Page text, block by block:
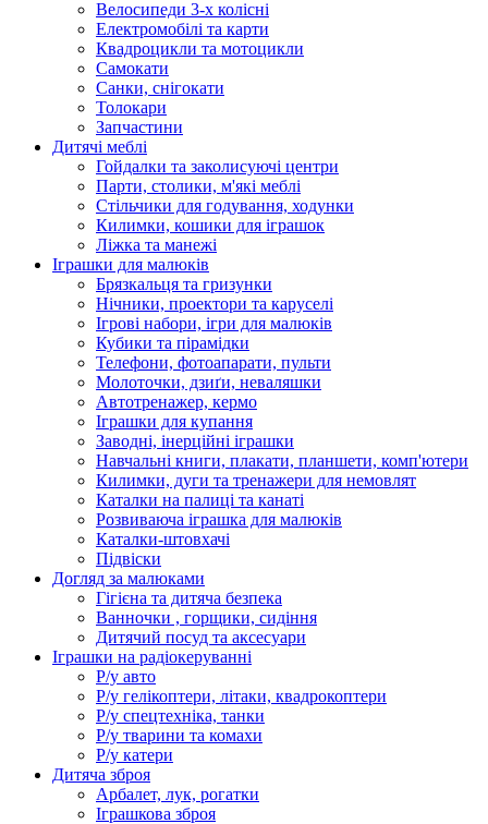
Велосипеди 3-х колісні
Електромобілі та карти
Квадроцикли та мотоцикли
Самокати
Санки, снігокати
Толокари
Запчастини
Дитячі меблі
Гойдалки та заколисуючі центри
Парти, столики, м'які меблі
Стільчики для годування, ходунки
Килимки, кошики для іграшок
Ліжка та манежі
Іграшки для малюків
Брязкальця та гризунки
Нічники, проектори та каруселі
Ігрові набори, ігри для малюків
Кубики та пірамідки
Телефони, фотоапарати, пульти
Молоточки, дзиґи, неваляшки
Автотренажер, кермо
Іграшки для купання
Заводні, інерційні іграшки
Навчальні книги, плакати, планшети, комп'ютери
Килимки, дуги та тренажери для немовлят
Каталки на палиці та канаті
Розвиваюча іграшка для малюків
Каталки-штовхачі
Підвіски
Догляд за малюками
Гігієна та дитяча безпека
Ванночки , горщики, сидіння
Дитячий посуд та аксесуари
Іграшки на радіокеруванні
Р/у авто
Р/у гелікоптери, літаки, квадрокоптери
Р/у спецтехніка, танки
Р/у тварини та комахи
Р/у катери
Дитяча зброя
Арбалет, лук, рогатки
Іграшкова зброя